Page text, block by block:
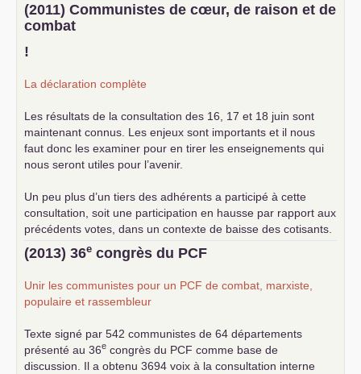
(2011) Communistes de cœur, de raison et de
combat
!
La déclaration complète
Les résultats de la consultation des 16, 17 et 18 juin sont
maintenant connus. Les enjeux sont importants et il nous
faut donc les examiner pour en tirer les enseignements qui
nous seront utiles pour l’avenir.
Un peu plus d’un tiers des adhérents a participé à cette
consultation, soit une participation en hausse par rapport aux
précédents votes, dans un contexte de baisse des cotisants.
... lire la suite
(2013) 36e congrès du PCF
Unir les communistes pour un PCF de combat, marxiste,
populaire et rassembleur
Texte signé par 542 communistes de 64 départements
présenté au 36e congrès du PCF comme base de
discussion. Il a obtenu 3694 voix à la consultation interne